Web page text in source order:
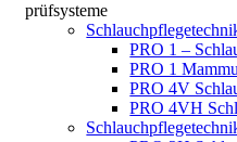
prüfsysteme
PRO 1 –
PRO 1
PRO 4V
PRO 4VH